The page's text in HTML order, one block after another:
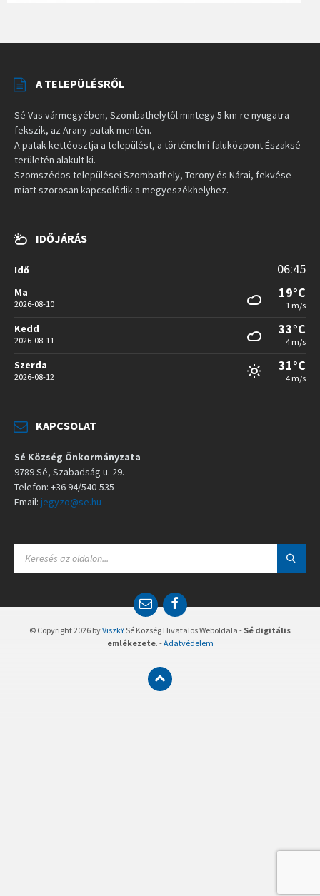
A TELEPÜLÉSRŐL
Sé Vas vármegyében, Szombathelytől mintegy 5 km-re nyugatra
fekszik, az Arany-patak mentén.
A patak kettéosztja a települést, a történelmi faluközpont Északsé
területén alakult ki.
Szomszédos települései Szombathely, Torony és Nárai, fekvése
miatt szorosan kapcsolódik a megyeszékhelyhez.
IDŐJÁRÁS
Idő 06:45
Ma
2026-08-10
19°C
1 m/s
Kedd
2026-08-11
33°C
4 m/s
Szerda
2026-08-12
31°C
4 m/s
KAPCSOLAT
Sé Község Önkormányzata
9789 Sé, Szabadság u. 29.
Telefon: +36 94/540-535
Email: jegyzo@se.hu
A
E
m
a
i
l
F
a
e
b
© Copyright 2026 byViszkYSé Község Hivatalos Weboldala - Sé digitális
emlékezete. -Adatvédelem